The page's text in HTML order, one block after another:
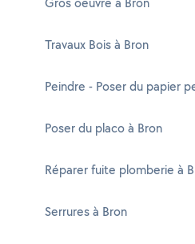
Travaux Bois à Bron
Peindre - Poser du papier
Poser du placo à Bron
Réparer fuite plomberie à
Serrures à Bron